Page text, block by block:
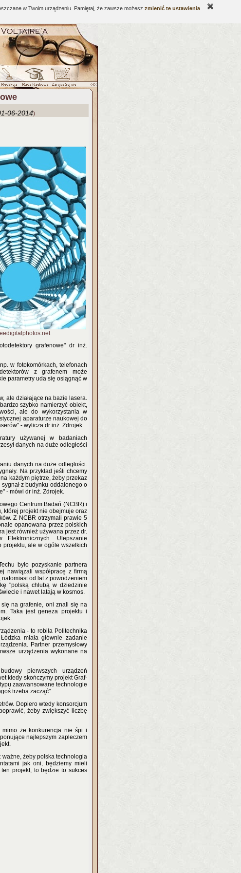
w Twoim urządzeniu. Pamiętaj, że zawsze możesz zmienić te ustawienia
06-2014)
grafenowe" dr inż.
w fotokomórkach, telefonach
z grafenem może
parametry uda się osiągnąć w
ale działające na bazie lasera.
szybko namierzyć obiekt,
ale do wykorzystania w
aparaturze naukowej do
- wylicza dr inż. Zdrojek.
używanej w badaniach
danych na duże odległości
danych na duże odległości.
Na przykład jeśli chcemy
każdym piętrze, żeby przekaz
z budynku oddalonego o
- mówi dr inż. Zdrojek.
Centrum Badań (NCBR) i
której projekt nie obejmuje oraz
Z NCBR otrzymali prawie 5
opanowana przez polskich
jest również używana przez dr.
Elektronicznych. Ulepszanie
projektu, ale w ogóle wszelkich
było pozyskanie partnera
nawiązali współpracę z firmą
natomiast od lat z powodzeniem
"polską chlubą w dziedzinie
i nawet latają w kosmos.
na grafenie, oni znali się na
Taka jest geneza projektu i
- to robiła Politechnika
miała głównie zadanie
Partner przemysłowy
urządzenia wykonane na
pierwszych urządzeń
kiedy skończymy projekt Graf-
zaawansowane technologie
trzeba zacząć".
Dopiero wtedy konsorcjum
żeby zwiększyć liczbę
mimo że konkurencja nie śpi i
najlepszym zapleczem
żeby polska technologia
jak oni, będziemy mieli
projekt, to będzie to sukces